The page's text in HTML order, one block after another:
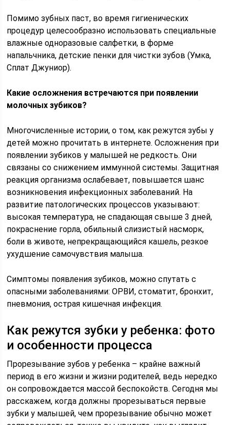
Помимо зубных паст, во время гигиенических
процедур целесообразно использовать специальные
влажные одноразовые салфетки, в форме
напальчника, детские пенки для чистки зубов (Умка,
Сплат Джуниор).
Какие осложнения встречаются при появлении
молочных зубиков?
Многочисленные истории, о том, как режутся зубы у
детей можно прочитать в интернете. Осложнения при
появлении зубиков у малышей не редкость. Они
связаны со снижением иммунной системы. Защитная
реакция организма ослабевает, повышается шанс
возникновения инфекционных заболеваний. На
развитие патологических процессов указывают:
высокая температура, не спадающая свыше 3 дней,
покраснение горла, обильный слизистый насморк,
боли в животе, непрекращающийся кашель, резкое
ухудшение самочувствия малыша.
Симптомы появления зубиков, можно спутать с
опасными заболеваниями: ОРВИ, стоматит, бронхит,
пневмония, острая кишечная инфекция.
Как режутся зубки у ребенка: фото
и особенности процесса
Прорезывание зубов у ребенка – крайне важный
период в его жизни и жизни родителей, ведь нередко
он сопровождается массой беспокойств. Сегодня мы
расскажем, когда должны прорезываться первые
зубки у малышей, чем прорезывание обычно может